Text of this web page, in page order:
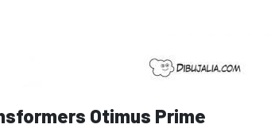
Otimus Prime